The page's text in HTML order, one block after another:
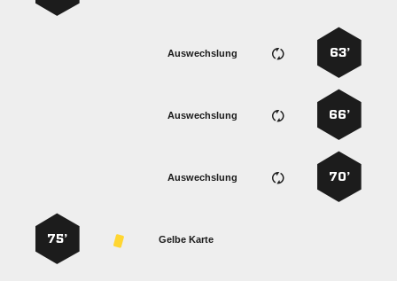
63’
Auswechslung
66’
Auswechslung
70’
Auswechslung
Gelbe Karte
75’